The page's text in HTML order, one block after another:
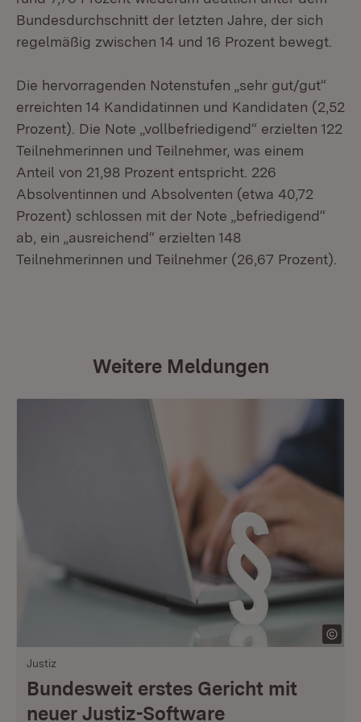
Bundesdurchschnitt der letzten Jahre, der sich
regelmäßig zwischen 14 und 16 Prozent bewegt.
Die hervorragenden Notenstufen „sehr gut/gut“
erreichten 14 Kandidatinnen und Kandidaten (2,52
Prozent). Die Note „vollbefriedigend“ erzielten 122
Teilnehmerinnen und Teilnehmer, was einem
Anteil von 21,98 Prozent entspricht. 226
Absolventinnen und Absolventen (etwa 40,72
Prozent) schlossen mit der Note „befriedigend“
ab, ein „ausreichend“ erzielten 148
Teilnehmerinnen und Teilnehmer (26,67 Prozent).
Weitere Meldungen
Justiz
Bundesweit erstes Gericht mit
neuer Justiz-Software